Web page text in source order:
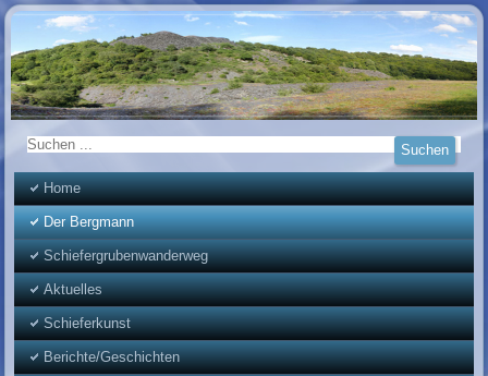
Home
Der Bergmann
Schiefergrubenwanderweg
Aktuelles
Schieferkunst
Berichte/Geschichten